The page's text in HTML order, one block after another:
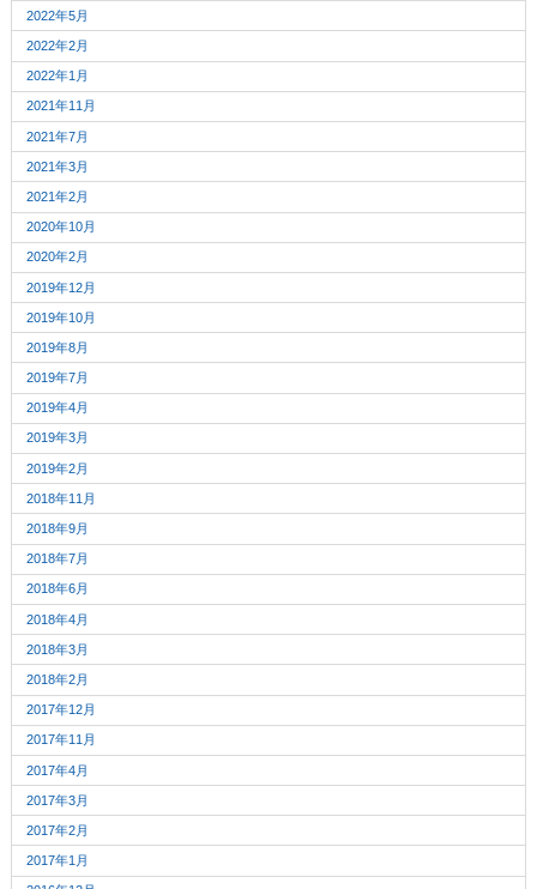
2022年5月
2022年2月
2022年1月
2021年11月
2021年7月
2021年3月
2021年2月
2020年10月
2020年2月
2019年12月
2019年10月
2019年8月
2019年7月
2019年4月
2019年3月
2019年2月
2018年11月
2018年9月
2018年7月
2018年6月
2018年4月
2018年3月
2018年2月
2017年12月
2017年11月
2017年4月
2017年3月
2017年2月
2017年1月